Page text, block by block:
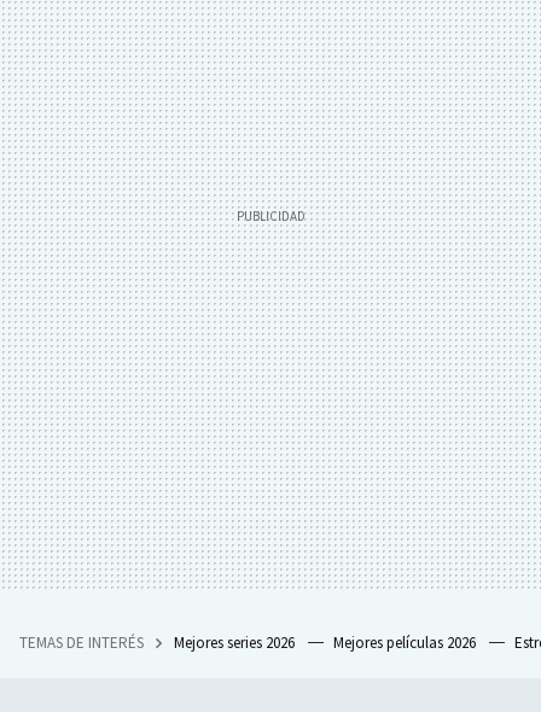
TEMAS DE INTERÉS Mejores series 2026 Mejores películas 2026